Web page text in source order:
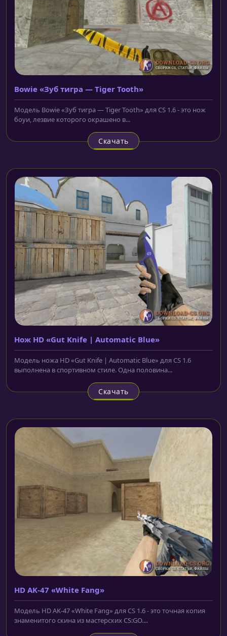
Bowie «Зуб тигра — Tiger Tooth»
Модель Bowie «Зуб тигра — Tiger Tooth» для CS 1.6 - это нож
боуи, лезвие которого окрашено в...
Скачать
Нож HD «Gut Knife | Automatic Blue»
Модель ножа HD «Gut Knife | Automatic Blue» для CS 1.6
выполнена в спортивном стиле. Одна половина...
Скачать
HD AK-47 «White Fang»
Модель HD AK-47 «White Fang» для CS 1.6 - это точная копия
знаменитого скина из мастерских CS:GO....